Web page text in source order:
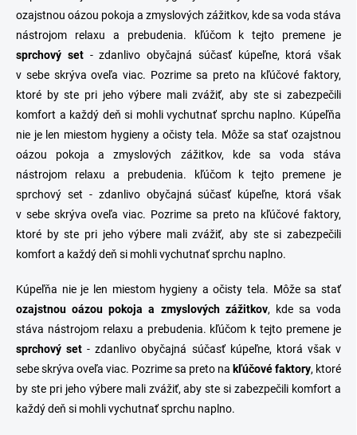
k
y
v
ý
p
s
u
e
ozajstnou oázou pokoja a zmyslových zážitkov, kde sa voda stáva
nástrojom relaxu a prebudenia. kľúčom k tejto premene je
sprchový set- zdanlivo obyčajná súčasť kúpeľne, ktorá však
v sebe skrýva oveľa viac. Pozrime sa preto na kľúčové faktory,
ktoré by ste pri jeho výbere mali zvážiť, aby ste si zabezpečili
komfort a každý deň si mohli vychutnať sprchu naplno. Kúpeľňa
nie je len miestom hygieny a očisty tela. Môže sa stať ozajstnou
oázou pokoja a zmyslových zážitkov, kde sa voda stáva
nástrojom relaxu a prebudenia. kľúčom k tejto premene je
sprchový set - zdanlivo obyčajná súčasť kúpeľne, ktorá však
v sebe skrýva oveľa viac. Pozrime sa preto na kľúčové faktory,
ktoré by ste pri jeho výbere mali zvážiť, aby ste si zabezpečili
komfort a každý deň si mohli vychutnať sprchu naplno.
Kúpeľňa nie je len miestom hygieny a očisty tela. Môže sa stať
ozajstnou oázou pokoja a zmyslových zážitkov, kde sa voda
stáva nástrojom relaxu a prebudenia. kľúčom k tejto premene je
sprchový set - zdanlivo obyčajná súčasť kúpeľne, ktorá však v
sebe skrýva oveľa viac. Pozrime sa preto na kľúčovéfaktory, ktoré
by ste pri jeho výbere mali zvážiť, aby ste si zabezpečili komfort a
každý deň si mohli vychutnať sprchu naplno.